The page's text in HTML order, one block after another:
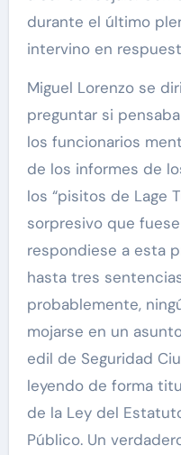
durante el último
intervino en
Miguel Lorenzo se
preguntar si
los funcionarios
de los informes de
los “pisitos de Lage
sorpresivo que
respondiese a esta
hasta tres
probablemente,
mojarse en un
edil de Seguridad
leyendo de forma
de la Ley del
Público. Un